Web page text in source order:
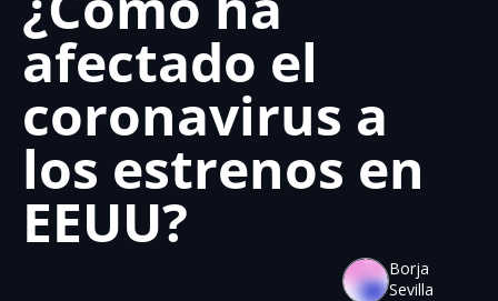
afectado el
coronavirus a
los estrenos en
EEUU?
Borja
Sevilla